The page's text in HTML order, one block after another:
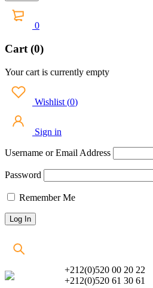
0
Cart (0)
Your cart is currently empty
Wishlist (0)
Sign in
Username or Email Address
Password
Remember Me
+212(0)520 00 20 22
+212(0)520 61 30 61